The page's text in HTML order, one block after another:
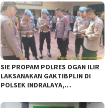
SIE PROPAM POLRES OGAN ILIR
LAKSANAKAN GAKTIBPLIN DI
POLSEK INDRALAYA,
PERSONEL POLRI*